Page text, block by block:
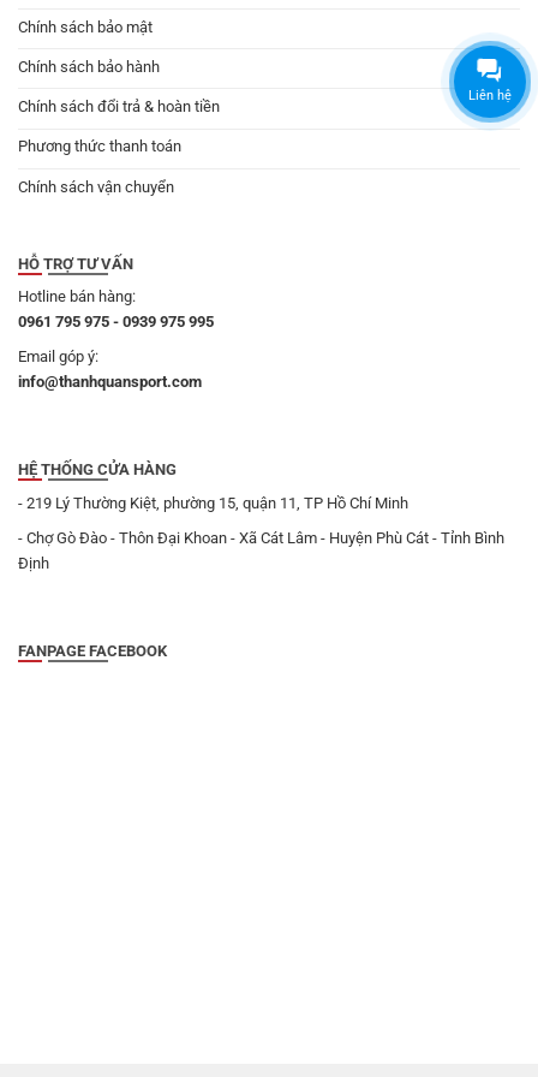
Chính sách bảo mật
Chính sách bảo hành
Chính sách đổi trả & hoàn tiền
Phương thức thanh toán
Chính sách vận chuyển
HỖ TRỢ TƯ VẤN
Hotline bán hàng:
0961 795 975 - 0939 975 995
Email góp ý:
info@thanhquansport.com
HỆ THỐNG CỬA HÀNG
- 219 Lý Thường Kiệt, phường 15, quận 11, TP Hồ Chí Minh
- Chợ Gò Đào - Thôn Đại Khoan - Xã Cát Lâm - Huyện Phù Cát - Tỉnh Bình
Định
FANPAGE FACEBOOK
Liên hệ